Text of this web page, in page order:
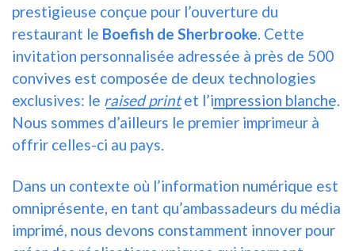
prestigieuse conçue pour l’ouverture du
restaurant le Boefish de Sherbrooke. Cette
invitation personnalisée adressée à près de 500
convives est composée de deux technologies
exclusives: le raised print et l’impression blanche.
Nous sommes d’ailleurs le premier imprimeur à
offrir celles-ci au pays.
Dans un contexte où l’information numérique est
omniprésente, en tant qu’ambassadeurs du média
imprimé, nous devons constamment innover pour